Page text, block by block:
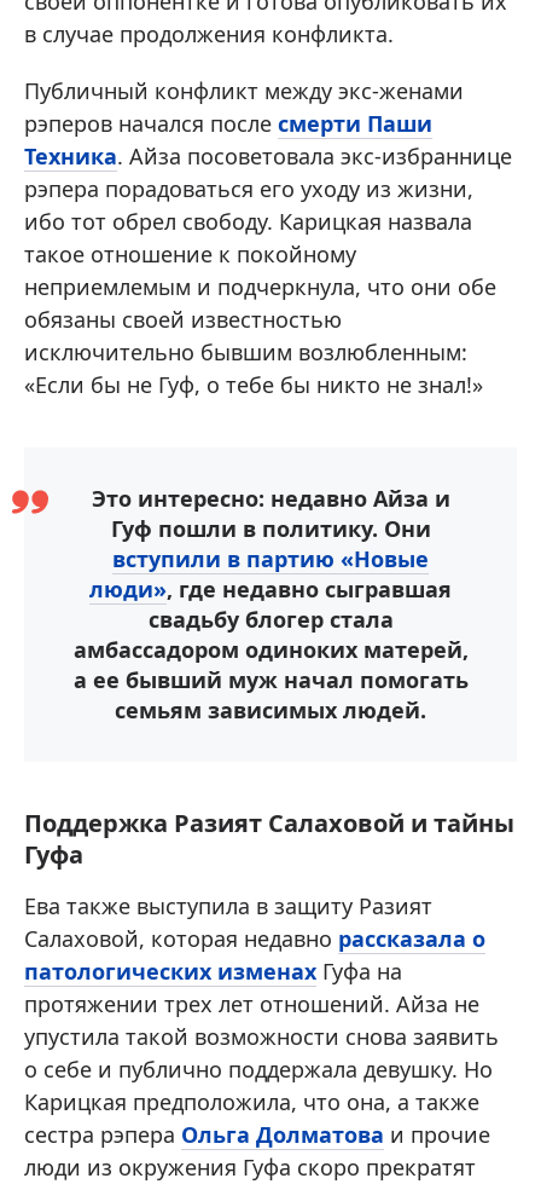
в случае продолжения конфликта.
Публичный конфликт между экс-женами
рэперов начался после смерти Паши
Техника. Айза посоветовала экс-избраннице
рэпера порадоваться его уходу из жизни,
ибо тот обрел свободу. Карицкая назвала
такое отношение к покойному
неприемлемым и подчеркнула, что они обе
обязаны своей известностью
исключительно бывшим возлюбленным:
«Если бы не Гуф, о тебе бы никто не знал!»
Это интересно: недавно Айза и
Гуф пошли в политику. Они
вступили в партию «Новые
люди», где недавно сыгравшая
свадьбу блогер стала
амбассадором одиноких матерей,
а ее бывший муж начал помогать
семьям зависимых людей.
Поддержка Разият Салаховой и тайны
Гуфа
Ева также выступила в защиту Разият
Салаховой, которая недавно рассказала о
патологических изменах Гуфа на
протяжении трех лет отношений. Айза не
упустила такой возможности снова заявить
о себе и публично поддержала девушку. Но
Карицкая предположила, что она, а также
сестра рэпера Ольга Долматова и прочие
люди из окружения Гуфа скоро прекратят